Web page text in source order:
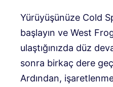
Yürüyüşünüze Cold
başlayın ve West
ulaştığınızda düz
sonra birkaç dere
Ardından,